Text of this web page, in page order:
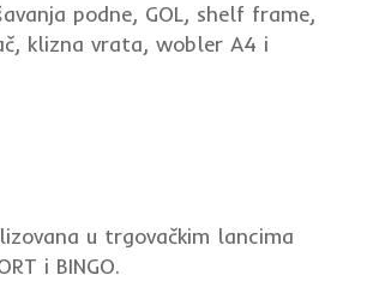
podne, GOL, shelf frame,
klizna vrata, wobler A4 i
u trgovačkim lancima
i BINGO.